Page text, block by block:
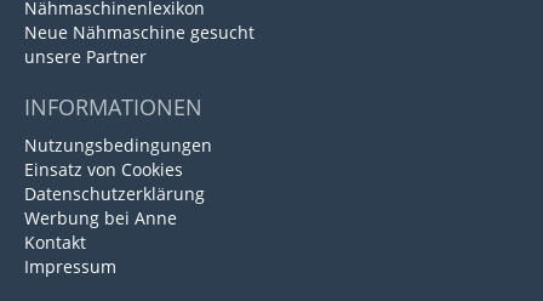
Nähmaschinenlexikon
Neue Nähmaschine gesucht
unsere Partner
INFORMATIONEN
Nutzungsbedingungen
Einsatz von Cookies
Datenschutzerklärung
Werbung bei Anne
Kontakt
Impressum